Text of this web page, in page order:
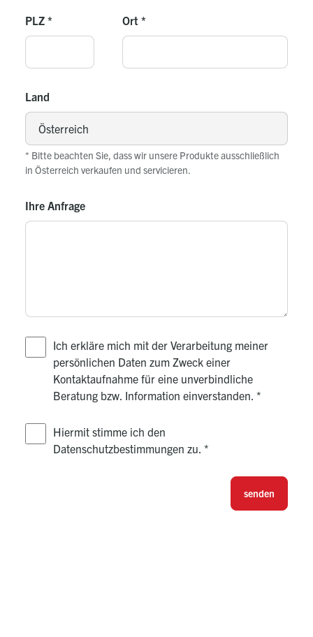
PLZ * Ort *
Land
* Bitte beachten Sie, dass wir unsere Produkte ausschließlich
in Österreich verkaufen und servicieren.
Ihre Anfrage
Ich erkläre mich mit der Verarbeitung meiner
persönlichen Daten zum Zweck einer
Kontaktaufnahme für eine unverbindliche
Beratung bzw. Information einverstanden. *
Hiermit stimme ich den
Datenschutzbestimmungen zu. *
senden